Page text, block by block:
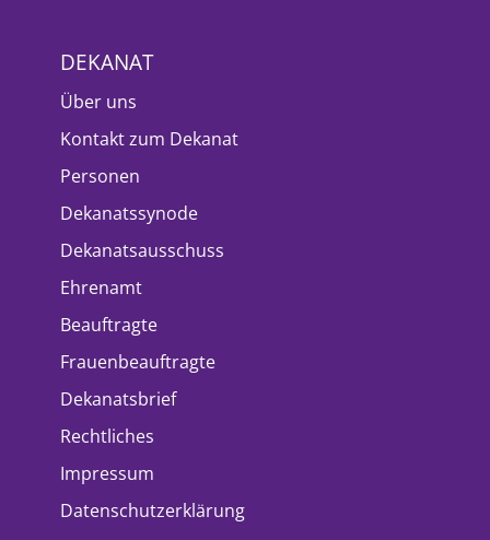
DEKANAT
Über uns
Kontakt zum Dekanat
Personen
Dekanatssynode
Dekanatsausschuss
Ehrenamt
Beauftragte
Frauenbeauftragte
Dekanatsbrief
Rechtliches
Impressum
Datenschutzerklärung